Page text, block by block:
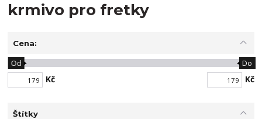
krmivo pro fretky
Cena:
Kč
Od Do
Kč
Štítky